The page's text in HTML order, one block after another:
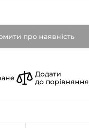
про наявність
Додати
до порівняння